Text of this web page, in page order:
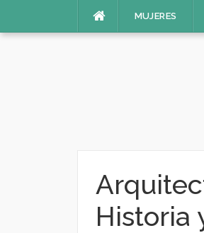
MUJERES
Historia